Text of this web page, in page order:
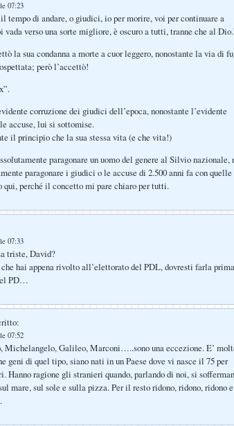
07:23
tempo di andare, o giudici, io per morire, voi per continuare a
verso una sorte migliore, è oscuro a tutti, tranne che al
la sua condanna a morte a cuor leggero, nonostante la via di
però l’accettò!
corruzione dei giudici dell’epoca, nonostante l’evidente
accuse, lui si sottomise.
il principio che la sua stessa vita (e che vita!)
paragonare un uomo del genere al Silvio nazionale,
paragonare i giudici o le accuse di 2.500 anni fa con quelle
perché il concetto mi pare chiaro per tutti.
07:33
triste, David?
hai appena rivolto all’elettorato del PDL, dovresti farla
PD…
07:52
Michelangelo, Galileo, Marconi…..sono una eccezione. E’
geni di quel tipo, siano nati in un Paese dove vi nasce il 75 per
Hanno ragione gli stranieri quando, parlando di noi, si
mare, sul sole e sulla pizza. Per il resto ridono, ridono, ridono e